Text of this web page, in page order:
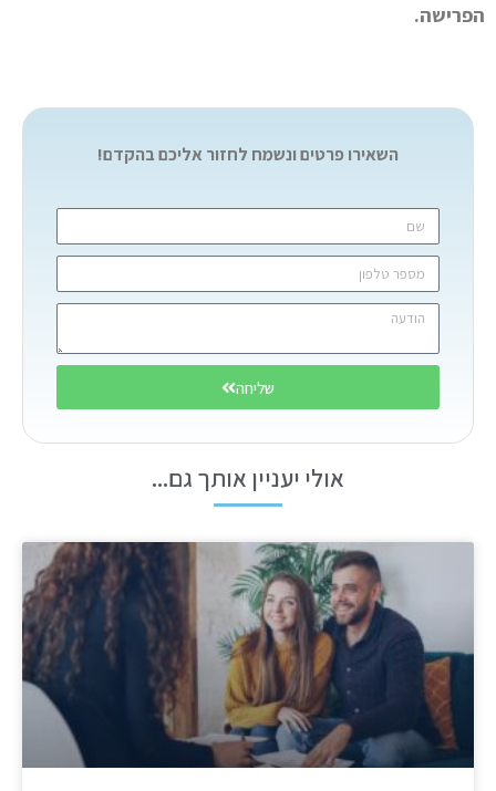
הפרישה.
השאירו פרטים ונשמח לחזור אליכם בהקדם!
שליחה
אולי יעניין אותך גם...